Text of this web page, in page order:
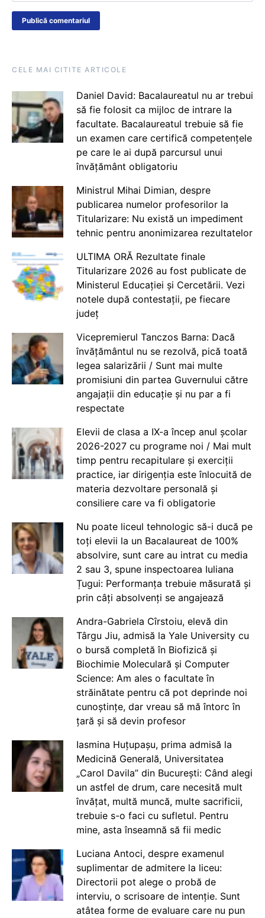
CELE MAI CITITE ARTICOLE
Daniel David: Bacalaureatul nu ar trebui
să fie folosit ca mijloc de intrare la
facultate. Bacalaureatul trebuie să fie
un examen care certifică competențele
pe care le ai după parcursul unui
învățământ obligatoriu
Ministrul Mihai Dimian, despre
publicarea numelor profesorilor la
Titularizare: Nu există un impediment
tehnic pentru anonimizarea rezultatelor
ULTIMA ORĂ Rezultate finale
Titularizare 2026 au fost publicate de
Ministerul Educației și Cercetării. Vezi
notele după contestații, pe fiecare
județ
Vicepremierul Tanczos Barna: Dacă
învățământul nu se rezolvă, pică toată
legea salarizării / Sunt mai multe
promisiuni din partea Guvernului către
angajații din educație și nu par a fi
respectate
Elevii de clasa a IX-a încep anul școlar
2026-2027 cu programe noi / Mai mult
timp pentru recapitulare și exerciții
practice, iar dirigenția este înlocuită de
materia dezvoltare personală și
consiliere care va fi obligatorie
Nu poate liceul tehnologic să-i ducă pe
toți elevii la un Bacalaureat de 100%
absolvire, sunt care au intrat cu media
2 sau 3, spune inspectoarea Iuliana
Țugui: Performanța trebuie măsurată și
prin câți absolvenți se angajează
Andra-Gabriela Cîrstoiu, elevă din
Târgu Jiu, admisă la Yale University cu
o bursă completă în Biofizică și
Biochimie Moleculară și Computer
Science: Am ales o facultate în
străinătate pentru că pot deprinde noi
cunoștințe, dar vreau să mă întorc în
țară și să devin profesor
Iasmina Huțupașu, prima admisă la
Medicină Generală, Universitatea
„Carol Davila” din București: Când alegi
un astfel de drum, care necesită mult
învățat, multă muncă, multe sacrificii,
trebuie s-o faci cu sufletul. Pentru
mine, asta înseamnă să fii medic
Luciana Antoci, despre examenul
suplimentar de admitere la liceu:
Directorii pot alege o probă de
interviu, o scrisoare de intenție. Sunt
atâtea forme de evaluare care nu pun